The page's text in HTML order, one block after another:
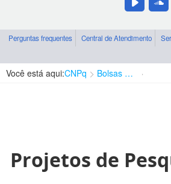
Perguntas frequentes Central de Atendimento
Você está aqui:CNPq Bolsas e Auxílios Vigentes
Projetos de